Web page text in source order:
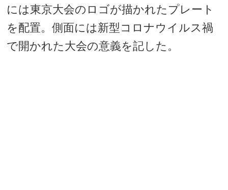
には東京大会のロゴが描かれたプレート
を配置。側面には新型コロナウイルス禍
で開かれた大会の意義を記した。